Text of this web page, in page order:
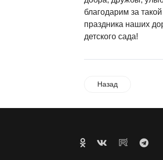
благодарим за
праздника наших
детского сада!
Назад